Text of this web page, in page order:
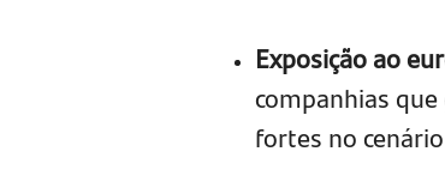
Exposição ao
companhias
fortes no